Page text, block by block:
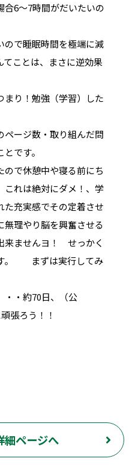
6～7時間がだいたいの
ので睡眠時間を極端に減
てことは、まさに逆効果
まり！勉強（学習）した
ページ数・取り組んだ問
です。
ので休憩中や寝る前にち
これは絶対にダメ！、学
た充実感でその定着させ
無理やり脳を興奮させる
来ませんヨ！ せっかく
。 まずは実行してみ
・・約70日、（公
張ろう！！
細ページへ